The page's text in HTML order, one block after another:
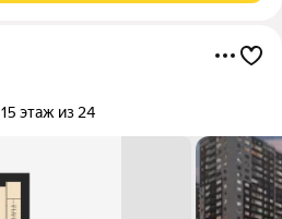
15 этаж из 24